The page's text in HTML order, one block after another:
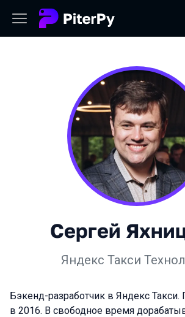
Сергей
Яндекс Такси
Бэкенд-разработчик в Яндекс Такси.
в 2016. В свободное время